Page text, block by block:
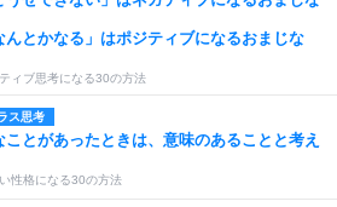
んとかなる」はポジティブになるおまじな
ィブ思考になる30の方法
ス思考
ことがあったときは、意味のあることと考え
性格になる30の方法